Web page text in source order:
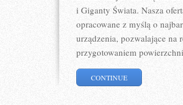
i Giganty Świata. Nasza
opracowane z myślą o
urządzenia, pozwalające na
przygotowaniem
CONTINUE